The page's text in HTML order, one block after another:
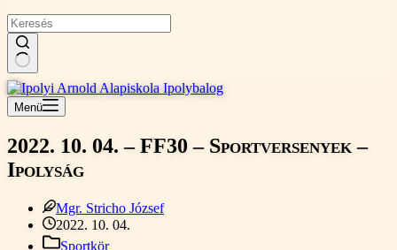
Nincs
találat
Menü
2022. 10. 04. – FF30 – Sportversenyek –
Ipolyság
Mgr. Stricho József
2022. 10. 04.
Sportkör